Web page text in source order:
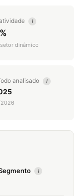
i
dinâmico
analisado i
i